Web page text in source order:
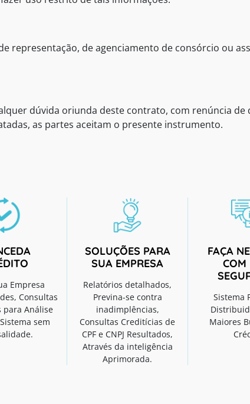
representação, de agenciamento de consórcio ou
dúvida oriunda deste contrato, com renúncia de
as partes aceitam o presente instrumento.
Empresa
Consultas
para Análise
sem
SOLUÇÕES PARA
SUA EMPRESA
Relatórios detalhados,
Previna-se contra
inadimplências,
Consultas Creditícias de
CPF e CNPJ Resultados,
Através da inteligência
Aprimorada.
FAÇA
COM
Sistema
Maiores